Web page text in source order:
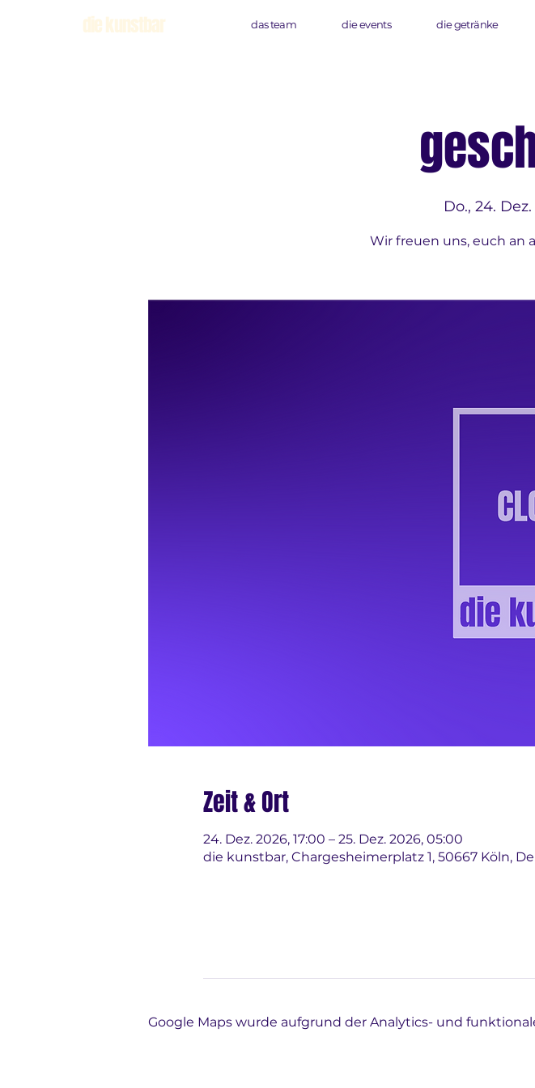
die kunstbar das team die events die getränke
Do., 24. Dez.
Wir freuen uns, euch an
Zeit & Ort
24. Dez. 2026, 17:00 – 25. Dez. 2026, 05:00
die kunstbar, Chargesheimerplatz 1, 50667 Köln,
Google Maps wurde aufgrund der Analytics- und